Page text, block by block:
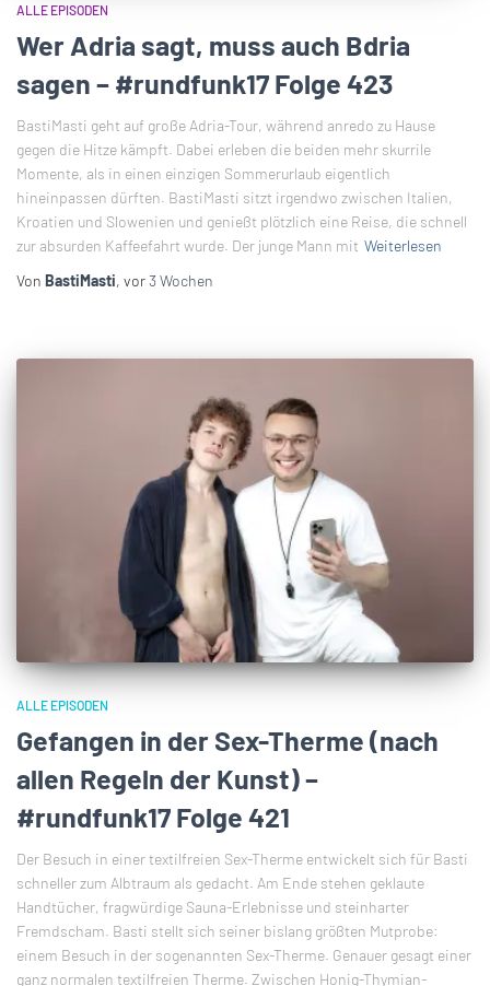
ALLE EPISODEN
Wer Adria sagt, muss auch Bdria
sagen – #rundfunk17 Folge 423
BastiMasti geht auf große Adria-Tour, während anredo zu Hause
gegen die Hitze kämpft. Dabei erleben die beiden mehr skurrile
Momente, als in einen einzigen Sommerurlaub eigentlich
hineinpassen dürften. BastiMasti sitzt irgendwo zwischen Italien,
Kroatien und Slowenien und genießt plötzlich eine Reise, die schnell
zur absurden Kaffeefahrt wurde. Der junge Mann mit Weiterlesen
Von BastiMasti, vor3 Wochen
ALLE EPISODEN
Gefangen in der Sex-Therme (nach
allen Regeln der Kunst) –
#rundfunk17 Folge 421
Der Besuch in einer textilfreien Sex-Therme entwickelt sich für Basti
schneller zum Albtraum als gedacht. Am Ende stehen geklaute
Handtücher, fragwürdige Sauna-Erlebnisse und steinharter
Fremdscham. Basti stellt sich seiner bislang größten Mutprobe:
einem Besuch in der sogenannten Sex-Therme. Genauer gesagt einer
ganz normalen textilfreien Therme. Zwischen Honig-Thymian-